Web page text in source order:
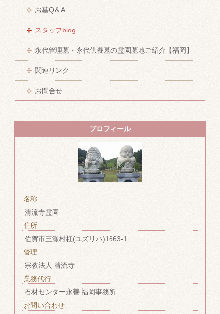
お墓Q＆A
スタッフblog
永代管理墓・永代供養墓の霊園墓地ご紹介【福岡】
関連リンク
お問合せ
プロフィール
名称
清流寺霊園
住所
佐賀市三瀬村杠(ユズリハ)1663-1
管理
宗教法人 清流寺
業務代行
石材センター永善 福岡事務所
お問い合わせ